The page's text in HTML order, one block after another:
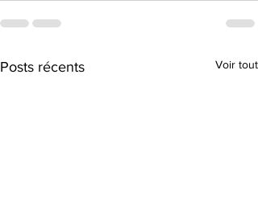
Posts récents Voir tout